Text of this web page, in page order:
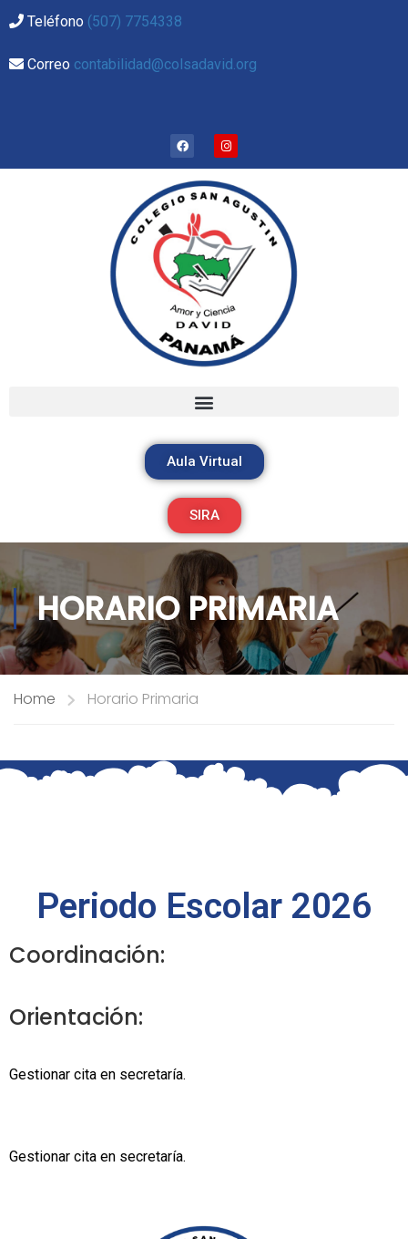
Teléfono (507) 7754338
Correo contabilidad@colsadavid.org
Aula Virtual
SIRA
HORARIO PRIMARIA
Home Horario Primaria
Periodo Escolar 2026
Coordinación:
Orientación:
Gestionar cita en secretaría.
Gestionar cita en secretaría.